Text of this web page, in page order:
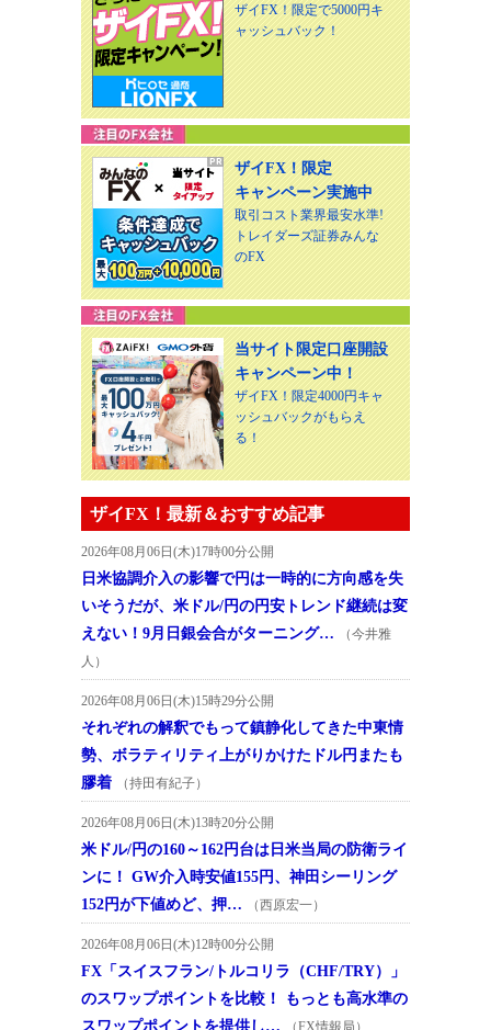
ザイFX！限定で5000円キ
ャッシュバック！
ザイFX！限定
キャンペーン実施中
取引コスト業界最安水準!
トレイダーズ証券みんな
のFX
当サイト限定口座開設
キャンペーン中！
ザイFX！限定4000円キャ
ッシュバックがもらえ
る！
ザイFX！最新＆おすすめ記事
2026年08月06日(木)17時00分公開
日米協調介入の影響で円は一時的に方向感を失
いそうだが、米ドル/円の円安トレンド継続は変
えない！9月日銀会合がターニング…
（今井雅
人）
2026年08月06日(木)15時29分公開
それぞれの解釈でもって鎮静化してきた中東情
勢、ボラティリティ上がりかけたドル円またも
膠着
（持田有紀子）
2026年08月06日(木)13時20分公開
米ドル/円の160～162円台は日米当局の防衛ライ
ンに！ GW介入時安値155円、神田シーリング
152円が下値めど、押…
（西原宏一）
2026年08月06日(木)12時00分公開
FX「スイスフラン/トルコリラ（CHF/TRY）」
のスワップポイントを比較！ もっとも高水準の
スワップポイントを提供し…
（FX情報局）